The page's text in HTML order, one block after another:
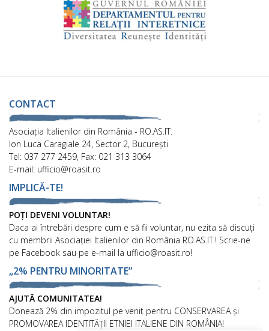
CONTACT
Asociaţia Italienilor din România - RO.AS.IT.
Ion Luca Caragiale 24, Sector 2, București
Tel: 037 277 2459, Fax: 021 313 3064
E-mail: ufficio@roasit.ro
IMPLICĂ-TE!
POȚI DEVENI VOLUNTAR!
Daca ai întrebări despre cum e să fii voluntar, nu ezita să discuți
cu membrii Asociației Italienilor din România RO.AS.IT.! Scrie-ne
pe Facebook sau pe e-mail la ufficio@roasit.ro!
„2% PENTRU MINORITATE”
AJUTĂ COMUNITATEA!
Donează 2% din impozitul pe venit pentru CONSERVAREA și
PROMOVAREA IDENTITĂȚII ETNIEI ITALIENE DIN ROMÂNIA!